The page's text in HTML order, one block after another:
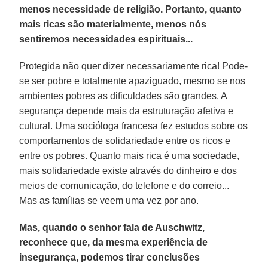
menos necessidade de religião. Portanto, quanto
mais ricas são materialmente, menos nós
sentiremos necessidades espirituais...
Protegida não quer dizer necessariamente rica! Pode-
se ser pobre e totalmente apaziguado, mesmo se nos
ambientes pobres as dificuldades são grandes. A
segurança depende mais da estruturação afetiva e
cultural. Uma socióloga francesa fez estudos sobre os
comportamentos de solidariedade entre os ricos e
entre os pobres. Quanto mais rica é uma sociedade,
mais solidariedade existe através do dinheiro e dos
meios de comunicação, do telefone e do correio...
Mas as famílias se veem uma vez por ano.
Mas, quando o senhor fala de Auschwitz,
reconhece que, da mesma experiência de
insegurança, podemos tirar conclusões